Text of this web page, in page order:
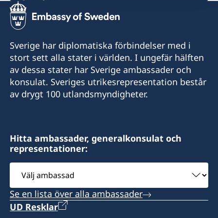
Honorärkonsul Eva Halapi
E-post: eva.halapi@gmail.com
Munkaþverárstræti 3
600 Akureyri
Island
Sveriges honorärkonsulat Seyðisfjörður
Honorärkonsul Hanna Christel Sigurkarlsdóttir
Tel. +354 847 7207
E-post: hannachristel@gmail.com
Fossgata 4
710 Seyðisfjörður
Sverige har diplomatiska förbindelser med i
stort sett alla stater i världen. I ungefär hälften
av dessa stater har Sverige ambassader och
konsulat. Sveriges utrikesrepresentation består
av drygt 100 utlandsmyndigheter.
Hitta ambassader, generalkonsulat och
representationer:
Välj
ambassad
Se en lista över alla ambassader
UD Resklar